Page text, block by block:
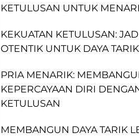
KETULUSAN UNTUK
KEKUATAN KETULUSAN:
OTENTIK UNTUK DAYA TARIK
PRIA MENARIK:
KEPERCAYAAN DIRI
KETULUSAN
MEMBANGUN DAYA TARIK